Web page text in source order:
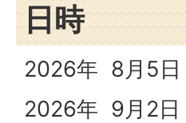
日時
2026年 8月5日
2026年 9月2日